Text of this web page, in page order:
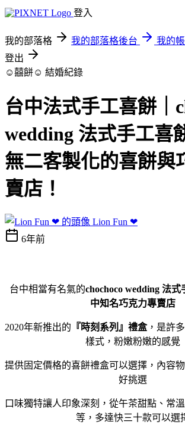
登入
我的部落格 我的部落格後台
我的
登出
☺囍餅☺ 結婚紀錄
台中法式手工喜餅｜
wedding 法式手工喜
無二客製化的喜餅與
賣店！
Lion Fun ❤
6年前
台中相當有名氣的chochoco wedding 法式
中知名巧克力專賣店
2020年新推出的 『時刻系列』禮盒，是許
樣式，粉嫩粉嫩的感覺
提供固定價格的喜餅禮盒可以選擇，內容
好挑選
口味獨特讓人印象深刻，從午茶甜點、常
等，多達快三十款可以選